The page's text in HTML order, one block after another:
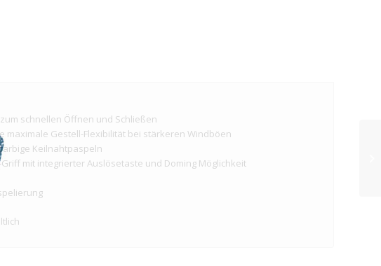
schnellen Öffnen und Schließen
Gestell-Flexibilität bei stärkeren Windböen
Keilnahtpaspeln
mit integrierter Auslösetaste und Doming Möglichkeit